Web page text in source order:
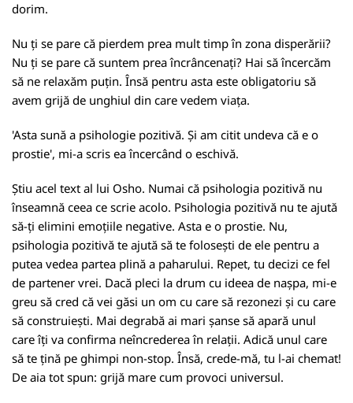
dorim.
Nu ți se pare că pierdem prea mult timp în zona disperării?
Nu ți se pare că suntem prea încrâncenați? Hai să încercăm
să ne relaxăm puțin. Însă pentru asta este obligatoriu să
avem grijă de unghiul din care vedem viața.
'Asta sună a psihologie pozitivă. Și am citit undeva că e o
prostie', mi-a scris ea încercând o eschivă.
Știu acel text al lui Osho. Numai că psihologia pozitivă nu
înseamnă ceea ce scrie acolo. Psihologia pozitivă nu te ajută
să-ți elimini emoțiile negative. Asta e o prostie. Nu,
psihologia pozitivă te ajută să te folosești de ele pentru a
putea vedea partea plină a paharului. Repet, tu decizi ce fel
de partener vrei. Dacă pleci la drum cu ideea de nașpa, mi-e
greu să cred că vei găsi un om cu care să rezonezi și cu care
să construiești. Mai degrabă ai mari șanse să apară unul
care îți va confirma neîncrederea în relații. Adică unul care
să te țină pe ghimpi non-stop. Însă, crede-mă, tu l-ai chemat!
De aia tot spun: grijă mare cum provoci universul.